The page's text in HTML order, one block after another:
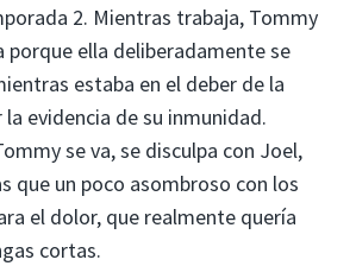
2. Mientras trabaja, Tommy
porque ella deliberadamente se
estaba en el deber de la
evidencia de su inmunidad.
se va, se disculpa con Joel,
que un poco asombroso con los
el dolor, que realmente quería
cortas.